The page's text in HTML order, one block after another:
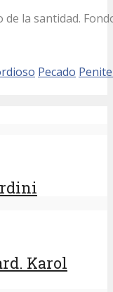
la santidad.
Pecado
Karol